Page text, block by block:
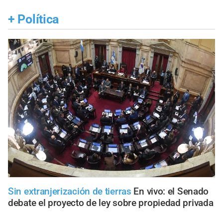
+ Política
Sin extranjerización de tierras En vivo: el Senado
debate el proyecto de ley sobre propiedad privada